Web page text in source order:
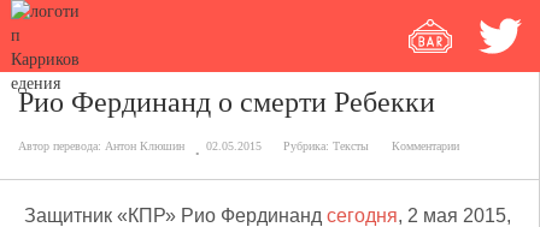
Рио Фердинанд о смерти Ребекки
Автор перевода: Антон Клюшин 02.05.2015 Рубрика: Тексты Комментарии
Защитник «КПР» Рио Фердинанд сегодня, 2 мая 2015,